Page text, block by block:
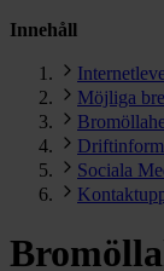
Innehåll
Möjliga
Sociala